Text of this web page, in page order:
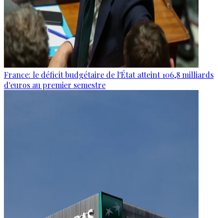
France: le déficit budgétaire de l'État atteint 106,8 milliards
d'euros au premier semestre